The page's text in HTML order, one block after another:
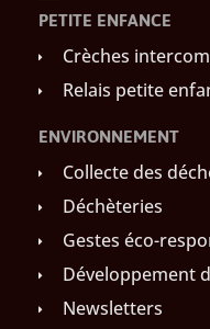
PETITE ENFANCE
Crèches
Relais petite
ENVIRONNEMENT
Collecte des
Déchèteries
Gestes éco-
Développement
Newsletters